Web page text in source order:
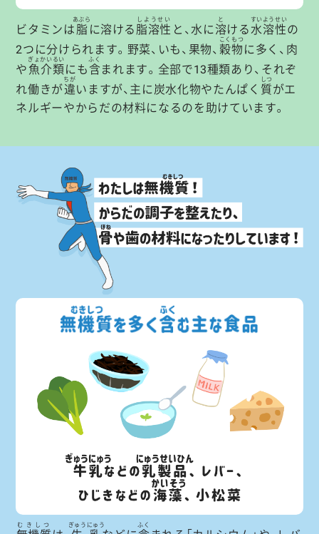
ビタミンは 脂
あぶら
に溶ける 脂溶性
しようせい
と、水に溶
と
ける水溶性
すいようせい
の
2つに分けられます。野菜、いも、果物、 穀物
こくもつ
に多く、肉
や 魚介類
ぎょかいるい
にも 含
ふく
まれます。全部で13種類あり、それぞ
れ働きが違
ちが
いますが、主に炭水化物やたんぱく 質
しつ
がエ
ネルギーやからだの材料になるのを助けています。
むきしつ ぎゅうにゅう ふく